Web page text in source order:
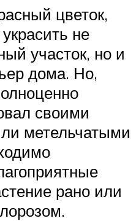
цветок,
не
участок, но и
дома. Но,
своими
метельчатыми
рано или